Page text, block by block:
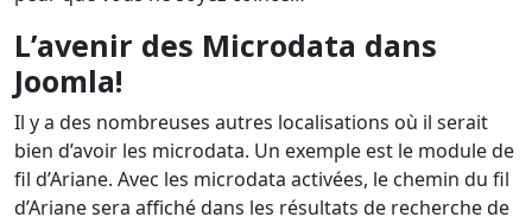
L’avenir des Microdata dans
Joomla!
Il y a des nombreuses autres localisations où il serait
bien d’avoir les microdata. Un exemple est le module de
fil d’Ariane. Avec les microdata activées, le chemin du fil
d’Ariane sera affiché dans les résultats de recherche de